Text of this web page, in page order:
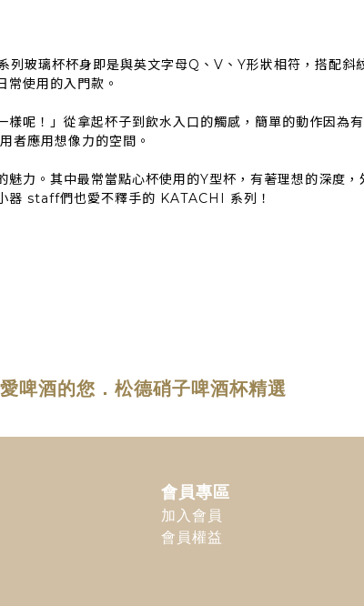
玻璃杯杯身即是與英文字母Q、V、Y形狀相符，搭配斜
使用的入門款。
呢！」從拿起杯子到飲水入口的觸感，簡單的動作因為
者應用想像力的空間。
力。其中最常當點心杯使用的Y型杯，有著理想的深度
器 staff們也愛不釋手的 KATACHI 系列！
啤酒的您．松德硝子啤酒杯精選
會員專區
加入會員
會員權益